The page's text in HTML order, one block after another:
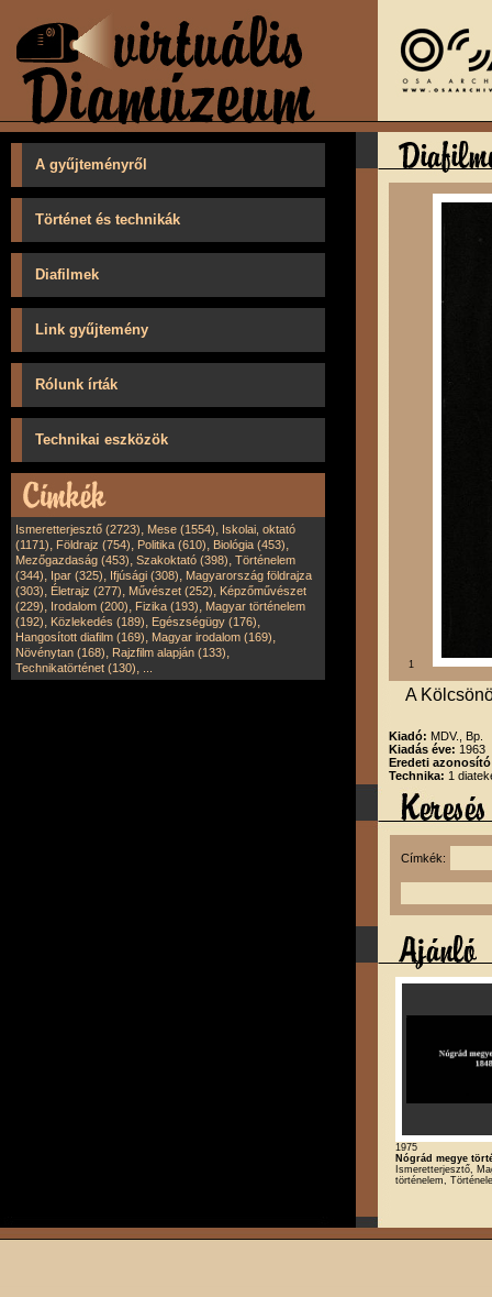
A gyűjteményről
Történet és technikák
Diafilmek
Link gyűjtemény
Rólunk írták
Technikai eszközök
Ismeretterjesztő (2723), Mese (1554), Iskolai, oktató
(1171), Földrajz (754), Politika (610), Biológia (453),
Mezőgazdaság (453), Szakoktató (398), Történelem
(344), Ipar (325), Ifjúsági (308), Magyarország földrajza
(303), Életrajz (277), Művészet (252), Képzőművészet
(229), Irodalom (200), Fizika (193), Magyar történelem
(192), Közlekedés (189), Egészségügy (176),
Hangosított diafilm (169), Magyar irodalom (169),
Növénytan (168), Rajzfilm alapján (133),
Technikatörténet (130), 1
A
Kiadó: MDV., Bp.
Kiadás éve: 1963
Eredeti
Technika: 1
Címkék:
1975
Nógrád megye
Ismeretterjesztő,
történelem,